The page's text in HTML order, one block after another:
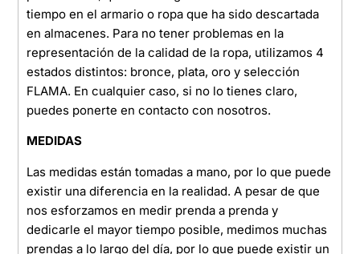
tiempo en el armario o ropa que ha sido descartada
en almacenes. Para no tener problemas en la
representación de la calidad de la ropa, utilizamos 4
estados distintos: bronce, plata, oro y selección
FLAMA. En cualquier caso, si no lo tienes claro,
puedes ponerte en contacto con nosotros.
MEDIDAS
Las medidas están tomadas a mano, por lo que puede
existir una diferencia en la realidad. A pesar de que
nos esforzamos en medir prenda a prenda y
dedicarle el mayor tiempo posible, medimos muchas
prendas a lo largo del día, por lo que puede existir un